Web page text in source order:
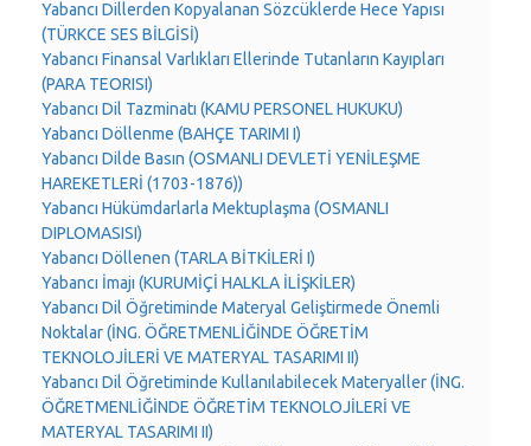
Yabancı Dillerden Kopyalanan Sözcüklerde Hece Yapısı
(TÜRKCE SES BİLGİSİ)
Yabancı Finansal Varlıkları Ellerinde Tutanların Kayıpları
(PARA TEORISI)
Yabancı Dil Tazminatı (KAMU PERSONEL HUKUKU)
Yabancı Döllenme (BAHÇE TARIMI I)
Yabancı Dilde Basın (OSMANLI DEVLETİ YENİLEŞME
HAREKETLERİ (1703-1876))
Yabancı Hükümdarlarla Mektuplaşma (OSMANLI
DIPLOMASISI)
Yabancı Döllenen (TARLA BİTKİLERİ I)
Yabancı İmajı (KURUMİÇİ HALKLA İLİŞKİLER)
Yabancı Dil Öğretiminde Materyal Geliştirmede Önemli
Noktalar (İNG. ÖĞRETMENLİĞİNDE ÖĞRETİM
TEKNOLOJİLERİ VE MATERYAL TASARIMI II)
Yabancı Dil Öğretiminde Kullanılabilecek Materyaller (İNG.
ÖĞRETMENLİĞİNDE ÖĞRETİM TEKNOLOJİLERİ VE
MATERYAL TASARIMI II)